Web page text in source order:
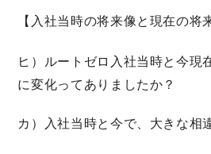
【入社当時の将来像と現在の将
ヒ）ルートゼロ入社当時と今現
に変化ってありましたか？
カ）入社当時と今で、大きな相